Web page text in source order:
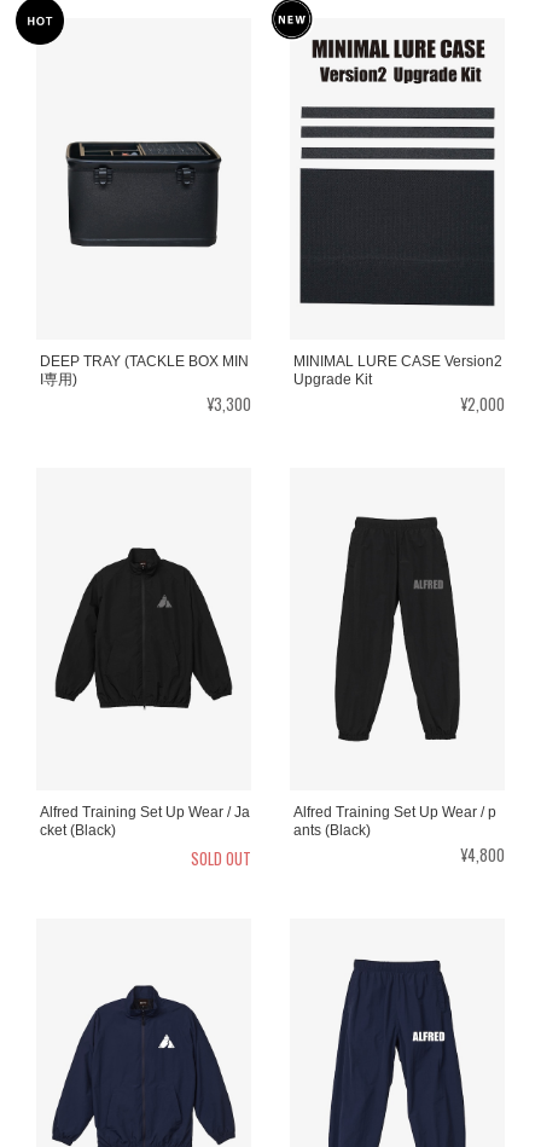
DEEP TRAY (TACKLE BOX MIN
I専用)
¥3,300
MINIMAL LURE CASE Version2
Upgrade Kit
¥2,000
Alfred Training Set Up Wear / Ja
cket (Black)
SOLD OUT
Alfred Training Set Up Wear / p
ants (Black)
¥4,800